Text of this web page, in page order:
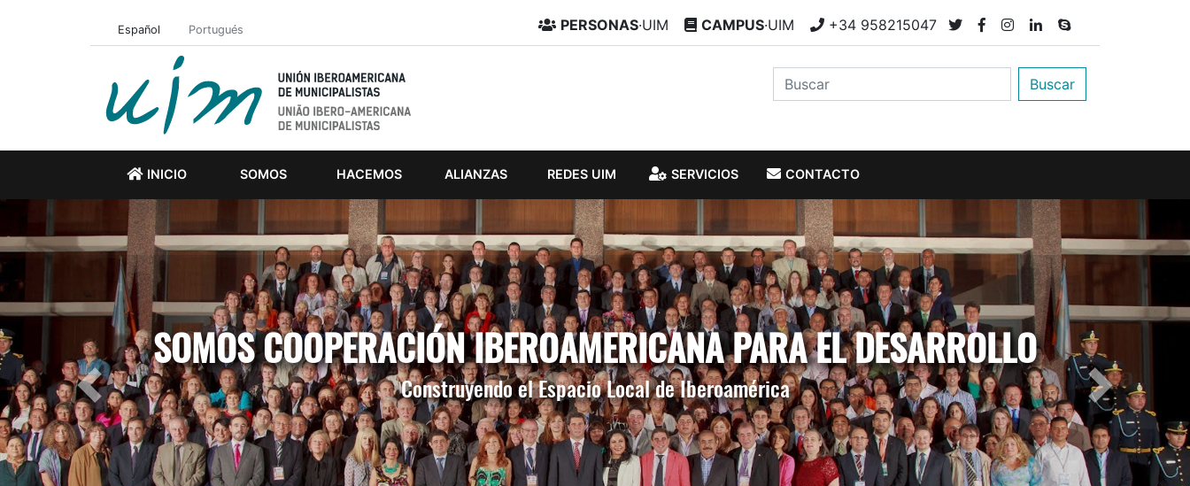
Español Portugués PERSONAS·UIM CAMPUS·UIM +34 958215047
Buscar
INICIO SOMOS HACEMOS ALIANZAS REDES UIM SERVICIOS CONTACTO
SOMOS COOPERACIÓN IBEROAMERICANA PARA EL DESARROLLO
Construyendo el Espacio Local de Iberoamérica
Previous Next